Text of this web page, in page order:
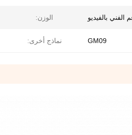
الفني بالفيديو الوزن:
GM09 نماذج أخرى: